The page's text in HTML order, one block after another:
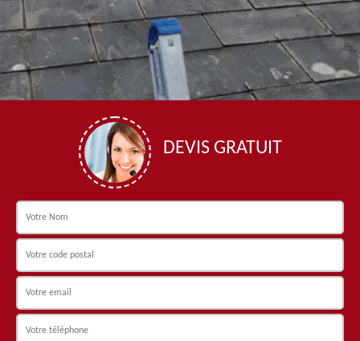
DEVIS GRATUIT